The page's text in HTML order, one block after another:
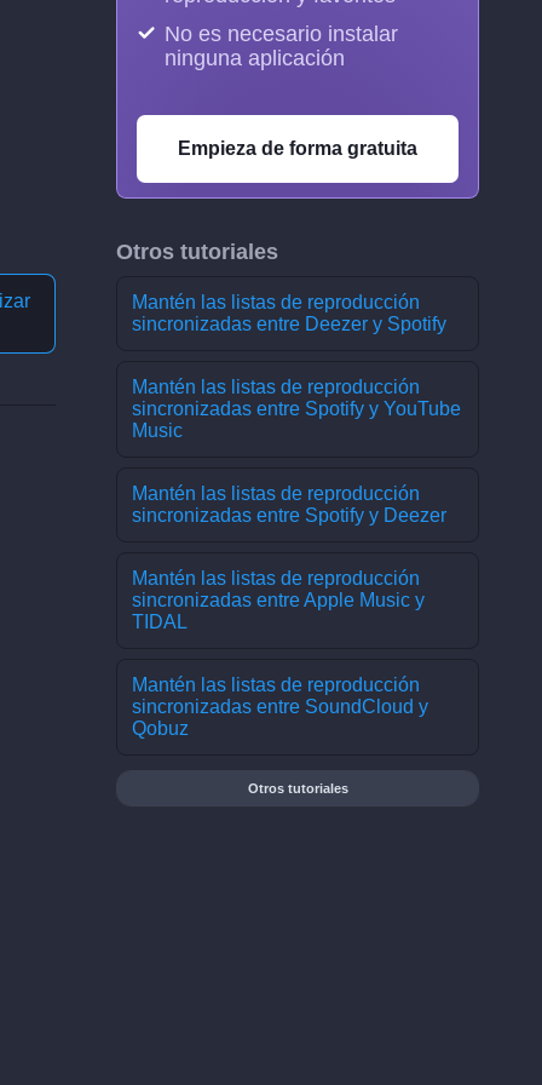
No es necesario instalar
ninguna aplicación
Empieza de forma gratuita
Otros tutoriales
Mantén las listas de reproducción
sincronizadas entre Deezer y Spotify
Mantén las listas de reproducción
sincronizadas entre Spotify y YouTube
Music
Mantén las listas de reproducción
sincronizadas entre Spotify y Deezer
Mantén las listas de reproducción
sincronizadas entre Apple Music y
TIDAL
Mantén las listas de reproducción
sincronizadas entre SoundCloud y
Qobuz
Otros tutoriales